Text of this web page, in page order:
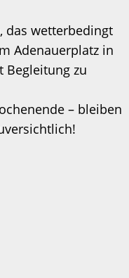
das wetterbedingt
Adenauerplatz in
Begleitung zu
– bleiben